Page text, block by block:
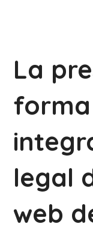
La
legal
web